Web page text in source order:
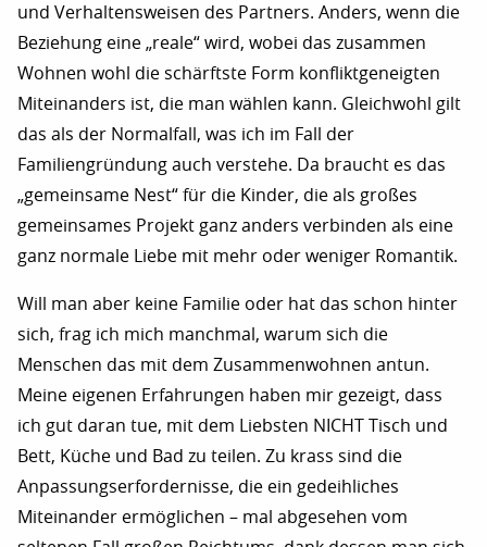
und Verhaltensweisen des Partners. Anders, wenn die
Beziehung eine „reale“ wird, wobei das zusammen
Wohnen wohl die schärftste Form konfliktgeneigten
Miteinanders ist, die man wählen kann. Gleichwohl gilt
das als der Normalfall, was ich im Fall der
Familiengründung auch verstehe. Da braucht es das
„gemeinsame Nest“ für die Kinder, die als großes
gemeinsames Projekt ganz anders verbinden als eine
ganz normale Liebe mit mehr oder weniger Romantik.
Will man aber keine Familie oder hat das schon hinter
sich, frag ich mich manchmal, warum sich die
Menschen das mit dem Zusammenwohnen antun.
Meine eigenen Erfahrungen haben mir gezeigt, dass
ich gut daran tue, mit dem Liebsten NICHT Tisch und
Bett, Küche und Bad zu teilen. Zu krass sind die
Anpassungserfordernisse, die ein gedeihliches
Miteinander ermöglichen – mal abgesehen vom